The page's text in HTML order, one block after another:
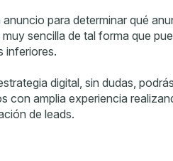
anuncio para determinar qué
sencilla de tal forma que
inferiores.
digital, sin dudas,
con amplia experiencia
de leads.